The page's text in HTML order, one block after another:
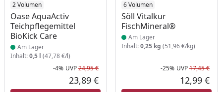
2 Volumen
Oase AquaActiv
Teichpflegemittel
BioKick Care
Produkt am Lager
Am Lager
Inhalt:0,5 l (47,78 €/l)
Rabatt in Prozent
-4%
Ursprünglicher Preis
UVP24,95 €
Aktueller Preis
23,89 €
6 Volumen
Söll Vitalkur
FischMineral®
Produkt am Lager
Am Lager
Inhalt:0,25 kg (51,96 €/kg)
-25% UVP17,45 €
12,99 €